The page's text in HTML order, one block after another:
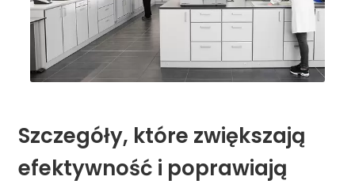
Szczegóły, które zwiększają
efektywność i poprawiają